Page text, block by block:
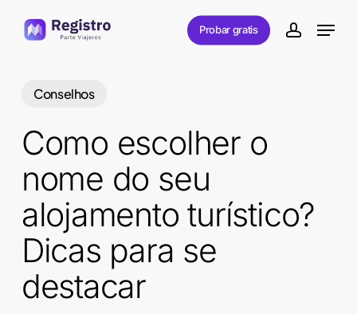
Probar gratis account
Menu
Conselhos
Como escolher o
nome do seu
alojamento turístico?
Dicas para se
destacar